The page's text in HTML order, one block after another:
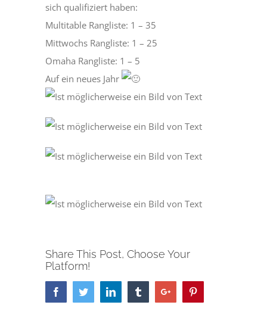
sich qualifiziert haben:
Multitable Rangliste: 1 – 35
Mittwochs Rangliste: 1 – 25
Omaha Rangliste: 1 – 5
Auf ein neues Jahr
Share This Post, Choose Your
Platform!
FacebookTwitterLinkedin TumblrGoogle+